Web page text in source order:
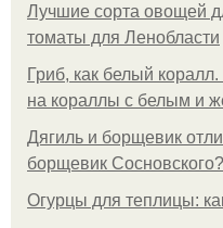
Лучшие сорта овощей
томаты для Ленобласти
Гриб, как белый
на кораллы с белым и
Дягиль и борщевик
борщевик Сосновского?
Огурцы для теплицы: